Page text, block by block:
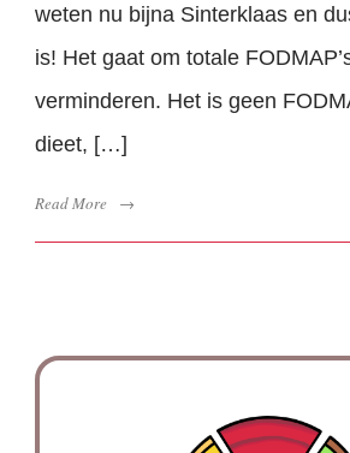
weten nu bijna Sinterklaas en
is! Het gaat om totale
verminderen. Het is geen
dieet, […]
Read More →